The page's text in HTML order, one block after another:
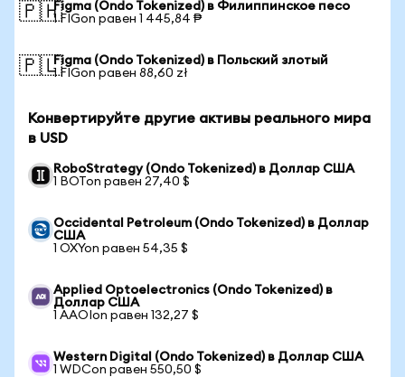
🇵🇭Figma (Ondo Tokenized) в Филиппинское песо
1 FIGon равен 1 445,84 ₱
🇵🇱Figma (Ondo Tokenized) в Польский злотый
1 FIGon равен 88,60 zł
Конвертируйте другие активы реального мира
в USD
RoboStrategy (Ondo Tokenized) в Доллар США
1 BOTon равен 27,40 $
Occidental Petroleum (Ondo Tokenized) в Доллар
США
1 OXYon равен 54,35 $
Applied Optoelectronics (Ondo Tokenized) в
Доллар США
1 AAOIon равен 132,27 $
Western Digital (Ondo Tokenized) в Доллар США
1 WDCon равен 550,50 $